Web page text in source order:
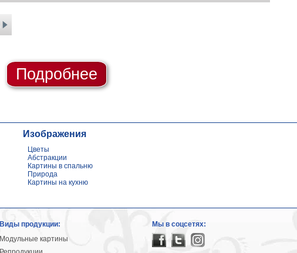
Подробнее
Изображения
Цветы
Абстракции
Картины в спальню
Природа
Картины на кухню
Виды продукции:
Модульные картины
Мы в соцсетях: